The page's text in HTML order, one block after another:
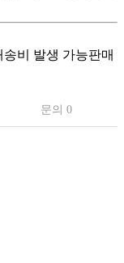
송비 발생 가능판매
문의 0